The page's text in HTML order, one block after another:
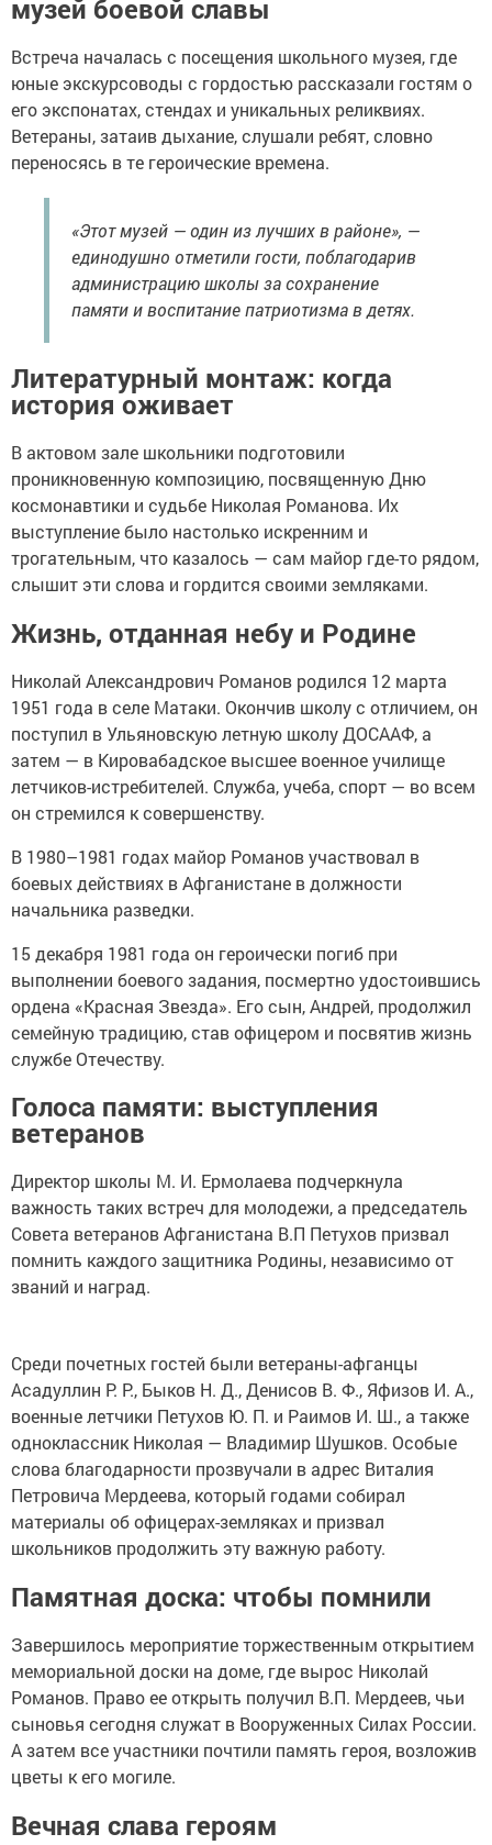
музей боевой славы
Встреча началась с посещения школьного музея, где
юные экскурсоводы с гордостью рассказали гостям о
его экспонатах, стендах и уникальных реликвиях.
Ветераны, затаив дыхание, слушали ребят, словно
переносясь в те героические времена.
«Этот музей — один из лучших в районе», —
единодушно отметили гости, поблагодарив
администрацию школы за сохранение
памяти и воспитание патриотизма в детях.
Литературный монтаж: когда
история оживает
В актовом зале школьники подготовили
проникновенную композицию, посвященную Дню
космонавтики и судьбе Николая Романова. Их
выступление было настолько искренним и
трогательным, что казалось — сам майор где-то рядом,
слышит эти слова и гордится своими земляками.
Жизнь, отданная небу и Родине
Николай Александрович Романов родился 12 марта
1951 года в селе Матаки. Окончив школу с отличием, он
поступил в Ульяновскую летную школу ДОСААФ, а
затем — в Кировабадское высшее военное училище
летчиков-истребителей. Служба, учеба, спорт — во всем
он стремился к совершенству.
В 1980–1981 годах майор Романов участвовал в
боевых действиях в Афганистане в должности
начальника разведки.
15 декабря 1981 года он героически погиб при
выполнении боевого задания, посмертно удостоившись
ордена «Красная Звезда». Его сын, Андрей, продолжил
семейную традицию, став офицером и посвятив жизнь
службе Отечеству.
Голоса памяти: выступления
ветеранов
Директор школы М. И. Ермолаева подчеркнула
важность таких встреч для молодежи, а председатель
Совета ветеранов Афганистана В.П Петухов призвал
помнить каждого защитника Родины, независимо от
званий и наград.
Среди почетных гостей были ветераны-афганцы
Асадуллин Р. Р., Быков Н. Д., Денисов В. Ф., Яфизов И. А.,
военные летчики Петухов Ю. П. и Раимов И. Ш., а также
одноклассник Николая — Владимир Шушков. Особые
слова благодарности прозвучали в адрес Виталия
Петровича Мердеева, который годами собирал
материалы об офицерах-земляках и призвал
школьников продолжить эту важную работу.
Памятная доска: чтобы помнили
Завершилось мероприятие торжественным открытием
мемориальной доски на доме, где вырос Николай
Романов. Право ее открыть получил В.П. Мердеев, чьи
сыновья сегодня служат в Вооруженных Силах России.
А затем все участники почтили память героя, возложив
цветы к его могиле.
Вечная слава героям